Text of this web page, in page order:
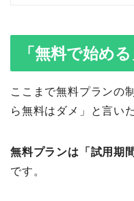
「無料で始め
ここまで無料プランの
ら無料はダメ」と言い
無料プランは「試用期
です。